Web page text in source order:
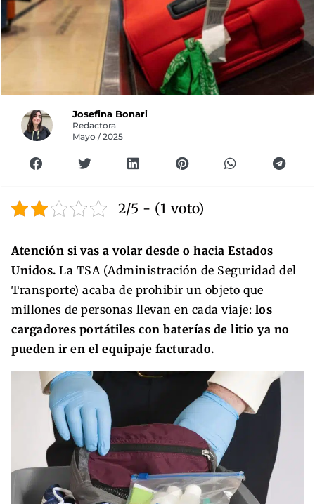
Josefina Bonari
Redactora
Mayo / 2025
2/5 - (1 voto)
Atención si vas a volar desde o hacia Estados
Unidos. La TSA (Administración de Seguridad del
Transporte) acaba de prohibir un objeto que
millones de personas llevan en cada viaje: los
cargadores portátiles con baterías de litio ya no
pueden ir en el equipaje facturado.